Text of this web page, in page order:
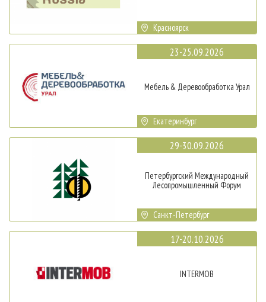
Красноярск
23-25.09.2026
Мебель & Деревообработка Урал
Екатеринбург
29-30.09.2026
Петербургский Международный
Лесопромышленный Форум
Санкт-Петербург
17-20.10.2026
INTERMOB